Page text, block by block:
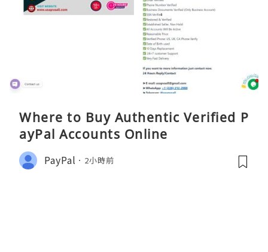
Where to Buy Authentic Verified P
ayPal Accounts Online
PayPal 2小時前